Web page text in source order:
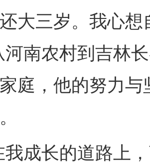
大三岁。我心
河南农村到吉林
庭，他的努力
长的道路上，